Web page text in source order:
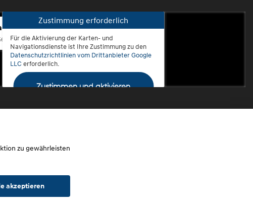
Koblenz-Rauental
Zustimmung erforderlich
Für die Aktivierung der Karten- und
Navigationsdienste ist Ihre Zustimmung zu den
Datenschutzrichtlinien vom Drittanbieter Google
LLC erforderlich.
Zustimmen und aktivieren
Widerruf
zu gewährleisten
akzeptieren